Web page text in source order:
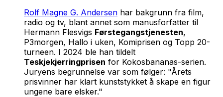
Rolf Magne G. Andersen har bakgrunn fra film,
radio og tv, blant annet som manusforfatter til
Hermann Flesvigs Førstegangstjenesten,
P3morgen, Hallo i uken, Komiprisen og Topp 20-
turneen. I 2024 ble han tildelt
Teskjekjerringprisen for Kokosbananas-serien.
Juryens begrunnelse var som følger: "Årets
prisvinner har klart kunststykket å skape en figur
ungene bare elsker."